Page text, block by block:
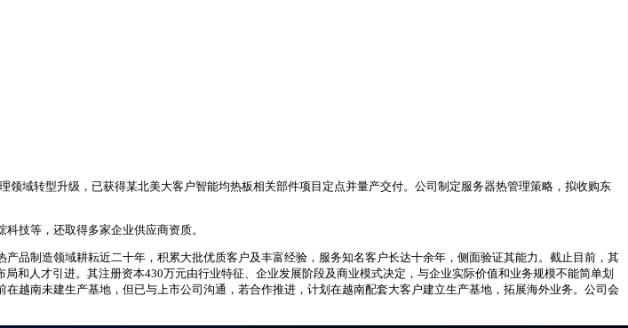
域转型升级，已获得某北美大客户智能均热板相关部件项目定点并量产交付。公司制定服务器热管理策略，拟收购东
技等，还取得多家企业供应商资质。
品制造领域耕耘近二十年，积累大批优质客户及丰富经验，服务知名客户长达十余年，侧面验证其能力。截止目前，其
和人才引进。其注册资本430万元由行业特征、企业发展阶段及商业模式决定，与企业实际价值和业务规模不能简单划
越南未建生产基地，但已与上市公司沟通，若合作推进，计划在越南配套大客户建立生产基地，拓展海外业务。公司会